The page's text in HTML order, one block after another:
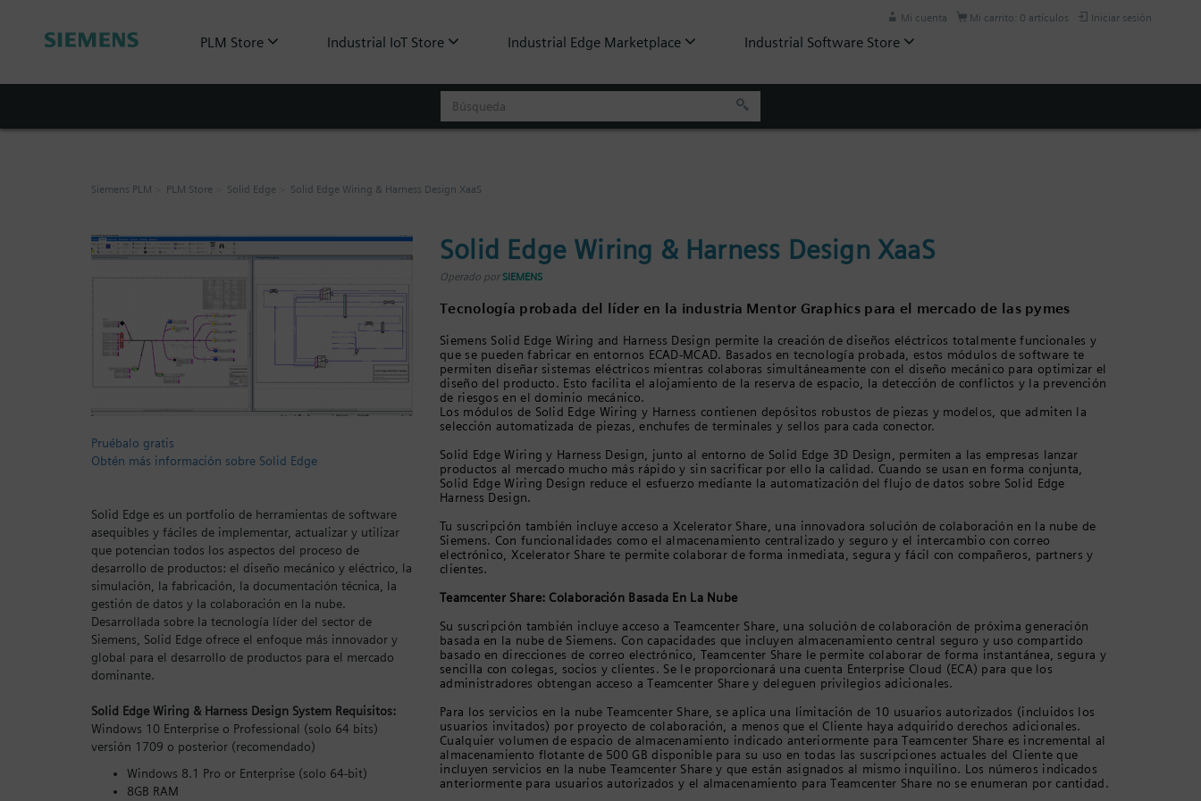
Mi cuenta Mi carrito: 0 artículos Iniciar sesión
PLM Store Industrial IoT Store Industrial Edge Marketplace Industrial Software Store
Siemens PLM PLM Store Solid Edge Solid Edge Wiring & Harness Design XaaS
Pruébalo gratis
Obtén más información sobre Solid Edge
Solid Edge es un portfolio de herramientas de software
asequibles y fáciles de implementar, actualizar y utilizar
que potencian todos los aspectos del proceso de
desarrollo de productos: el diseño mecánico y eléctrico, la
simulación, la fabricación, la documentación técnica, la
gestión de datos y la colaboración en la nube.
Desarrollada sobre la tecnología líder del sector de
Siemens, Solid Edge ofrece el enfoque más innovador y
global para el desarrollo de productos para el mercado
dominante.
Solid Edge Wiring & Harness Design System Requisitos:
Windows 10 Enterprise o Professional (solo 64 bits)
versión 1709 o posterior (recomendado)
Windows 8.1 Pro or Enterprise (solo 64-bit)
8GB RAM
Solid Edge Wiring & Harness Design XaaS
Operado por SIEMENS
Tecnología probada del líder en la industria Mentor Graphics para el mercado de las pymes
Siemens Solid Edge Wiring and Harness Design permite la creación de diseños eléctricos totalmente funcionales y
que se pueden fabricar en entornos ECAD-MCAD. Basados en tecnología probada, estos módulos de software te
permiten diseñar sistemas eléctricos mientras colaboras simultáneamente con el diseño mecánico para optimizar el
diseño del producto. Esto facilita el alojamiento de la reserva de espacio, la detección de conflictos y la prevención
de riesgos en el dominio mecánico.
Los módulos de Solid Edge Wiring y Harness contienen depósitos robustos de piezas y modelos, que admiten la
selección automatizada de piezas, enchufes de terminales y sellos para cada conector.
Solid Edge Wiring y Harness Design, junto al entorno de Solid Edge 3D Design, permiten a las empresas lanzar
productos al mercado mucho más rápido y sin sacrificar por ello la calidad. Cuando se usan en forma conjunta,
Solid Edge Wiring Design reduce el esfuerzo mediante la automatización del flujo de datos sobre Solid Edge
Harness Design.
Tu suscripción también incluye acceso a Xcelerator Share, una innovadora solución de colaboración en la nube de
Siemens. Con funcionalidades como el almacenamiento centralizado y seguro y el intercambio con correo
electrónico, Xcelerator Share te permite colaborar de forma inmediata, segura y fácil con compañeros, partners y
clientes.
Teamcenter Share: Colaboración Basada En La Nube
Su suscripción también incluye acceso a Teamcenter Share, una solución de colaboración de próxima generación
basada en la nube de Siemens. Con capacidades que incluyen almacenamiento central seguro y uso compartido
basado en direcciones de correo electrónico, Teamcenter Share le permite colaborar de forma instantánea, segura y
sencilla con colegas, socios y clientes. Se le proporcionará una cuenta Enterprise Cloud (ECA) para que los
administradores obtengan acceso a Teamcenter Share y deleguen privilegios adicionales.
Para los servicios en la nube Teamcenter Share, se aplica una limitación de 10 usuarios autorizados (incluidos los
usuarios invitados) por proyecto de colaboración, a menos que el Cliente haya adquirido derechos adicionales.
Cualquier volumen de espacio de almacenamiento indicado anteriormente para Teamcenter Share es incremental al
almacenamiento flotante de 500 GB disponible para su uso en todas las suscripciones actuales del Cliente que
incluyen servicios en la nube Teamcenter Share y que están asignados al mismo inquilino. Los números indicados
anteriormente para usuarios autorizados y el almacenamiento para Teamcenter Share no se enumeran por cantidad.